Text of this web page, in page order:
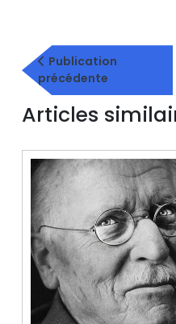
Navigation
de
l’article
Publication
précédente
précédente
Articles